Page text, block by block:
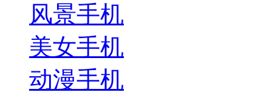
风景手机
美女手机
动漫手机